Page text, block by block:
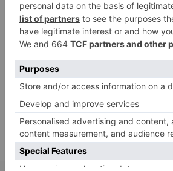
Dons
Grains de Kefir de fruits
Modes de partage
Contacter cette